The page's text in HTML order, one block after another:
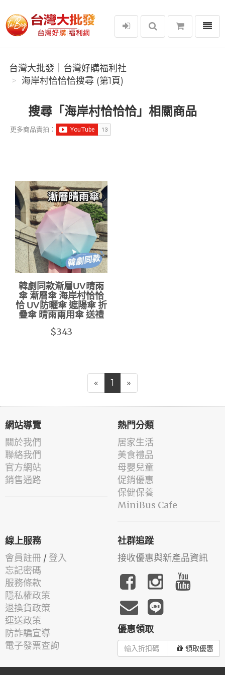
台灣大批發｜台灣好購福利社
選單
台灣大批發｜台灣好購福利社
海岸村恰恰恰搜尋 (第1頁)
搜尋「海岸村恰恰恰」相關商品
更多商品實拍：
韓劇同款漸層UV晴雨
傘 漸層傘 海岸村恰恰
恰 UV防曬傘 遮陽傘 折
疊傘 晴雨兩用傘 送禮
$343
« 1 »
網站導覽
關於我們
聯絡我們
官方網站
銷售通路
熱門分類
居家生活
美食禮品
母嬰兒童
促銷優惠
保健保養
MiniBus Cafe
線上服務
會員註冊 / 登入
忘記密碼
服務條款
隱私權政策
退換貨政策
運送政策
防詐騙宣導
電子發票查詢
社群追蹤
接收優惠與新產品資訊
優惠領取
領取優惠